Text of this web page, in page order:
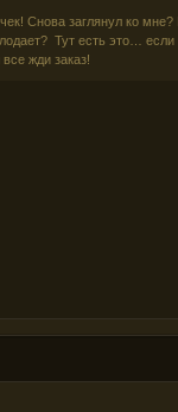
Снова заглянул ко
Тут есть это…
жди заказ!